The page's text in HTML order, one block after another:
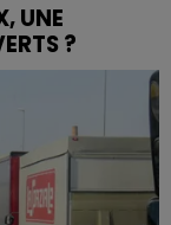
UNE
?